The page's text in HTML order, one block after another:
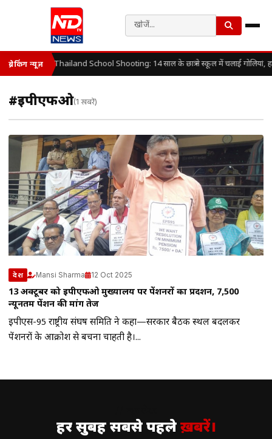
ब्रेकिंग न्यूज़ Thailand School Shooting: 14 साल के छात्र ने स्कूल में चलाई गोलियां,
#ईपीएफओ(1 खबरें)
देश Mansi Sharma 12 Oct 2025
13 अक्टूबर को ईपीएफओ मुख्यालय पर पेंशनरों का प्रदर्शन, ₹7,500
न्यूनतम पेंशन की मांग तेज
ईपीएस-95 राष्ट्रीय संघर्ष समिति ने कहा—सरकार बैठक स्थल बदलकर
पेंशनरों के आक्रोश से बचना चाहती है।...
हर सुबह सबसे पहलेख़बरें।